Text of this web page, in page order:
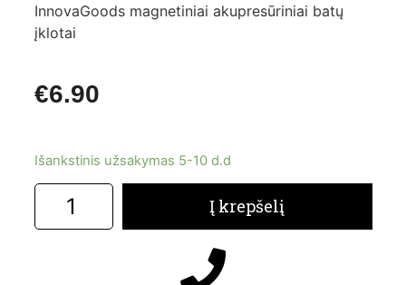
InnovaGoods magnetiniai akupresūriniai batų
įklotai
€6.90
Išankstinis užsakymas 5-10 d.d
Į krepšelį